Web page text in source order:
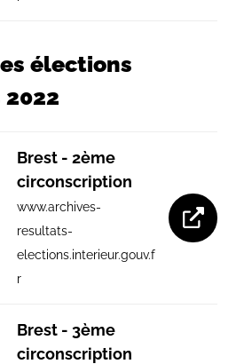
élections
Brest - 2ème
circonscription
www.archives-
resultats-
elections.interieur.gouv.f
r
Brest - 3ème
circonscription